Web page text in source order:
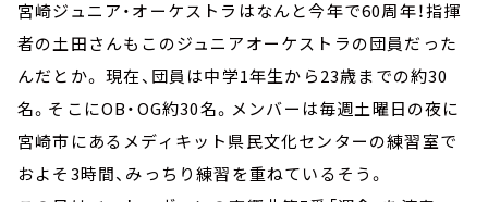
宮崎ジュニア・オーケストラはなんと今年で60周年！指揮
者の土田さんもこのジュニアオーケストラの団員だった
んだとか。 現在、団員は中学1年生から23歳までの約30
名。そこにOB・OG約30名。メンバーは毎週土曜日の夜に
宮崎市にあるメディキット県民文化センターの練習室で
およそ3時間、みっちり練習を重ねているそう。